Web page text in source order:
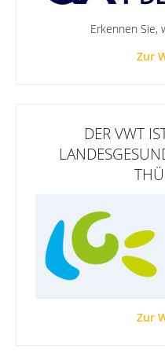
Erkennen Sie,
Zur
DER VWT
Zur